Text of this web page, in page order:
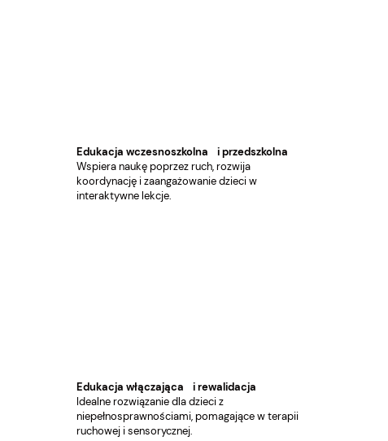
Edukacja wczesnoszkolna i przedszkolna
Wspiera naukę poprzez ruch, rozwija
koordynację i zaangażowanie dzieci w
interaktywne lekcje.
Edukacja włączająca i rewalidacja
Idealne rozwiązanie dla dzieci z
niepełnosprawnościami, pomagające w terapii
ruchowej i sensorycznej.